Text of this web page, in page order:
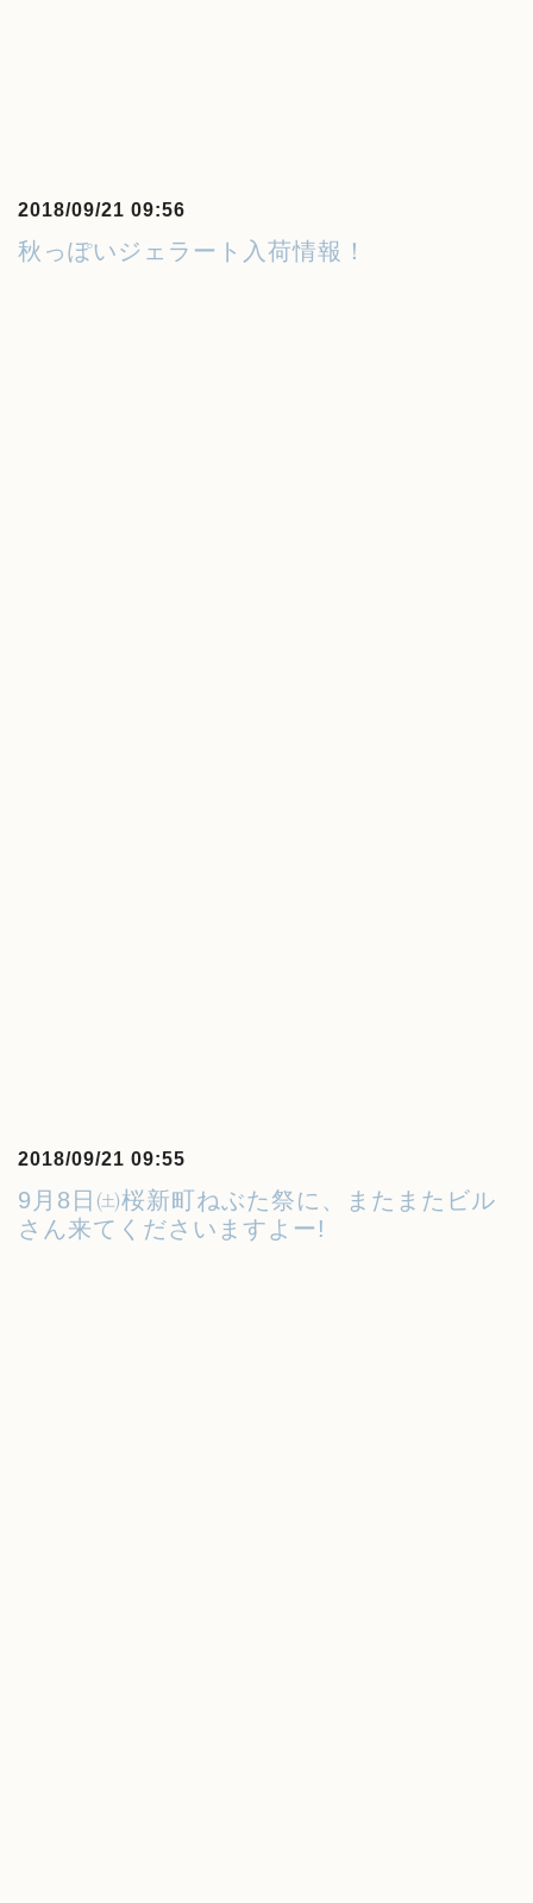
2018/09/21 09:56
秋っぽいジェラート入荷情報！
2018/09/21 09:55
9月8日㈯桜新町ねぶた祭に、またまたビル
さん来てくださいますよー!